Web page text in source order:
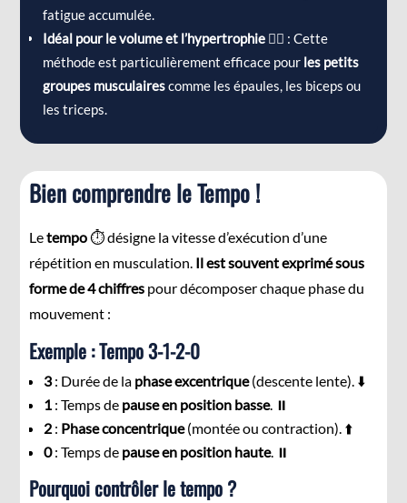
fatigue accumulée.
Idéal pour le volume et l’hypertrophie 🏋️‍♂️ : Cette
méthode est particulièrement efficace pour les petits
groupes musculairescomme les épaules, les biceps ou
les triceps.
Bien comprendrele Tempo !
Letempo⏱️ désigne la vitesse d’exécution d’une
répétition en musculation. Il est souvent exprimé sous
forme de 4 chiffres pour décomposer chaque phase du
mouvement :
Exemple : Tempo 3-1-2-0
3: Durée de la phase excentrique(descente lente). ⬇️
1 : Temps de pause en position basse. ⏸️
2 : Phase concentrique(montée ou contraction). ⬆️
0: Temps de pause en position haute. ⏸️
Pourquoi contrôler le tempo ?